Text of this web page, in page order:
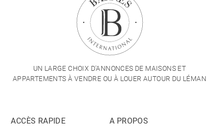
UN LARGE CHOIX D'ANNONCES DE MAISONS ET
APPARTEMENTS À VENDRE OU À LOUER AUTOUR DU LÉMAN
ACCÈS RAPIDE
A PROPOS